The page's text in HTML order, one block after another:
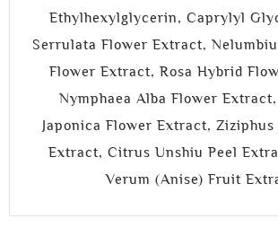
Ethylhexylglycerin, Caprylyl
Serrulata Flower Extract,
Flower Extract, Rosa Hybrid
Nymphaea Alba Flower
Japonica Flower Extract,
Extract, Citrus Unshiu Peel
Verum (Anise) Fruit